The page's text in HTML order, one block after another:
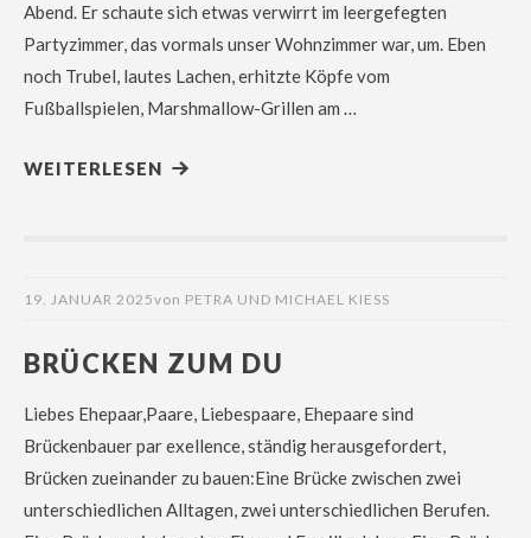
Abend. Er schaute sich etwas verwirrt im leergefegten
Partyzimmer, das vormals unser Wohnzimmer war, um. Eben
noch Trubel, lautes Lachen, erhitzte Köpfe vom
Fußballspielen, Marshmallow-Grillen am …
WEITERLESEN
19. JANUAR 2025von PETRA UND MICHAEL KIESS
BRÜCKEN ZUM DU
Liebes Ehepaar,Paare, Liebespaare, Ehepaare sind
Brückenbauer par exellence, ständig herausgefordert,
Brücken zueinander zu bauen:Eine Brücke zwischen zwei
unterschiedlichen Alltagen, zwei unterschiedlichen Berufen.